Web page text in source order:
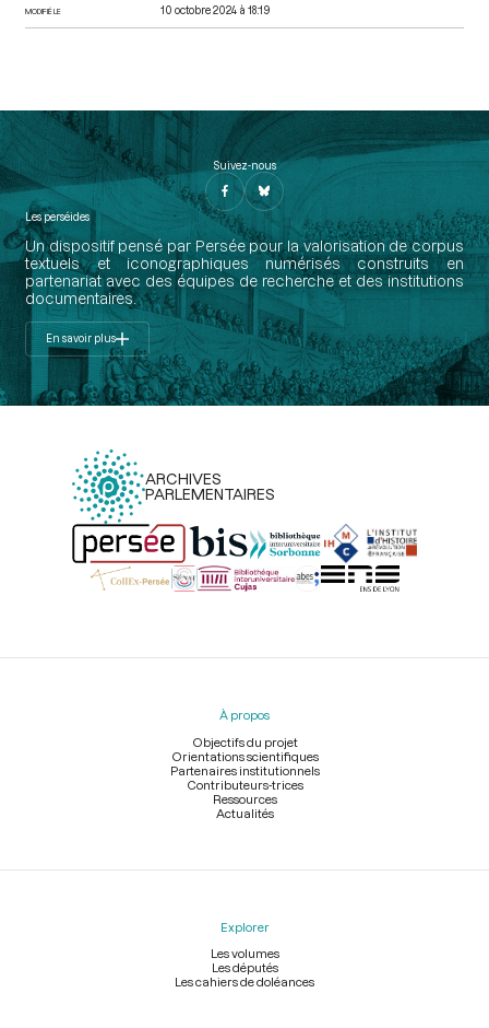
MODIFIÉ LE 10 octobre 2024 à 18:19
Suivez-nous
Les perséides
Un dispositif pensé par Persée pour la valorisation de corpus
textuels et iconographiques numérisés construits en
partenariat avec des équipes de recherche et des institutions
documentaires.
En savoir plus
ARCHIVES
PARLEMENTAIRES
Menu
À propos
Objectifs du projet
Orientations scientifiques
Partenaires institutionnels
Contributeurs-trices
Ressources
Actualités
Explorer
Les volumes
Les députés
Les cahiers de doléances